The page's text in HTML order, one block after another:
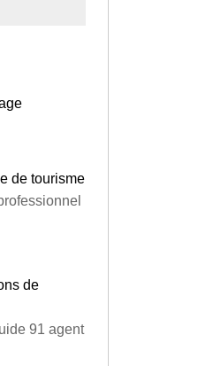
de tourisme
de
91 agent